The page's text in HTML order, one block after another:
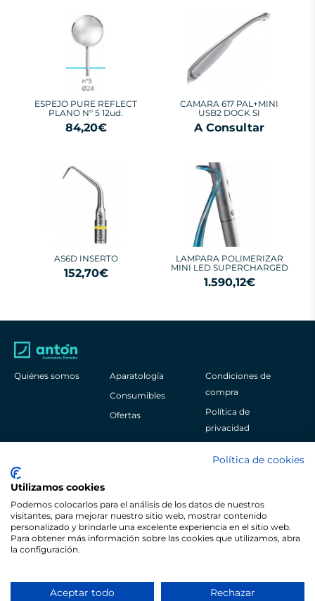
ESPEJO PURE REFLECT
PLANO Nº 5 12ud.
84,20€
CAMARA 617 PAL+MINI
USB2 DOCK SI
A Consultar
AS6D INSERTO
152,70€
LAMPARA POLIMERIZAR
MINI LED SUPERCHARGED
1.590,12€
Quiénes somos
Aparatología
Consumibles
Ofertas
Condiciones de
compra
Política de
privacidad
Pol. Ind. Sangroniz Iberre Kalea, 3
+34 944 530 622
Política de cookies
Utilizamos cookies
Podemos colocarlos para el análisis de los datos de nuestros
visitantes, para mejorar nuestro sitio web, mostrar contenido
personalizado y brindarle una excelente experiencia en el sitio web.
Para obtener más información sobre las cookies que utilizamos, abra
la configuración.
Aceptar todo Rechazar